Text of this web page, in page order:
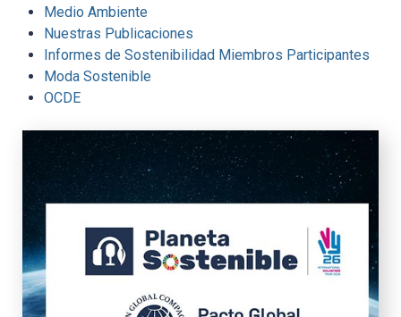
Medio Ambiente
Nuestras Publicaciones
Informes de Sostenibilidad Miembros Participantes
Moda Sostenible
OCDE